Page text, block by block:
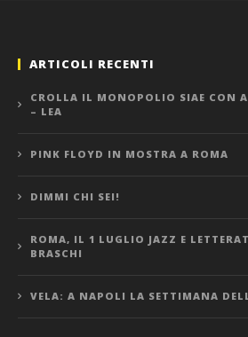
ARTICOLI RECENTI
CROLLA IL MONOPOLIO SIAE CON
– LEA
PINK FLOYD IN MOSTRA A ROMA
DIMMI CHI SEI!
ROMA, IL 1 LUGLIO JAZZ E
BRASCHI
VELA: A NAPOLI LA SETTIMANA